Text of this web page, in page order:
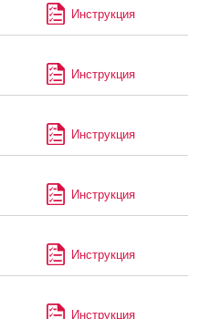
Инструкция
Инструкция
Инструкция
Инструкция
Инструкция
Инструкция